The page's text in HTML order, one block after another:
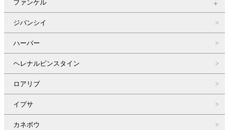
ファンケル
ジバンシイ
ハーバー
ヘレナルビンスタイン
ロアリブ
イプサ
カネボウ